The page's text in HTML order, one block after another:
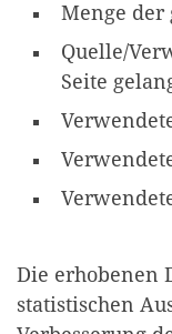
Menge der
Quelle/
Seite
Die erhobenen
statistischen